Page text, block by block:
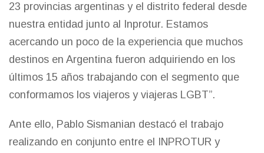
23 provincias argentinas y el distrito federal desde
nuestra entidad junto al Inprotur. Estamos
acercando un poco de la experiencia que muchos
destinos en Argentina fueron adquiriendo en los
últimos 15 años trabajando con el segmento que
conformamos los viajeros y viajeras LGBT”.
Ante ello, Pablo Sismanian destacó el trabajo
realizando en conjunto entre el INPROTUR y